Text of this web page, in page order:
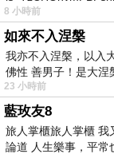
馬德里皇宮 左後方太
8 小時前
如來不入涅槃
我亦不入涅槃，以入
佛性 善男子！是大涅
23 小時前
藍玫友8
旅人掌櫃旅人掌櫃 我
論道 人生樂事，平常